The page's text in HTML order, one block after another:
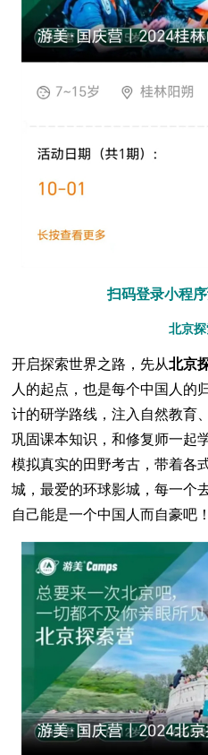
扫码登录小程
北京
开启探索世界之路，先从北京
人的起点，也是每个中国人的
计的研学路线，注入自然教育
巩固课本知识，和修复师一起
模拟真实的田野考古，带着各
城，最爱的环球影城，每一个
自己能是一个中国人而自豪吧！